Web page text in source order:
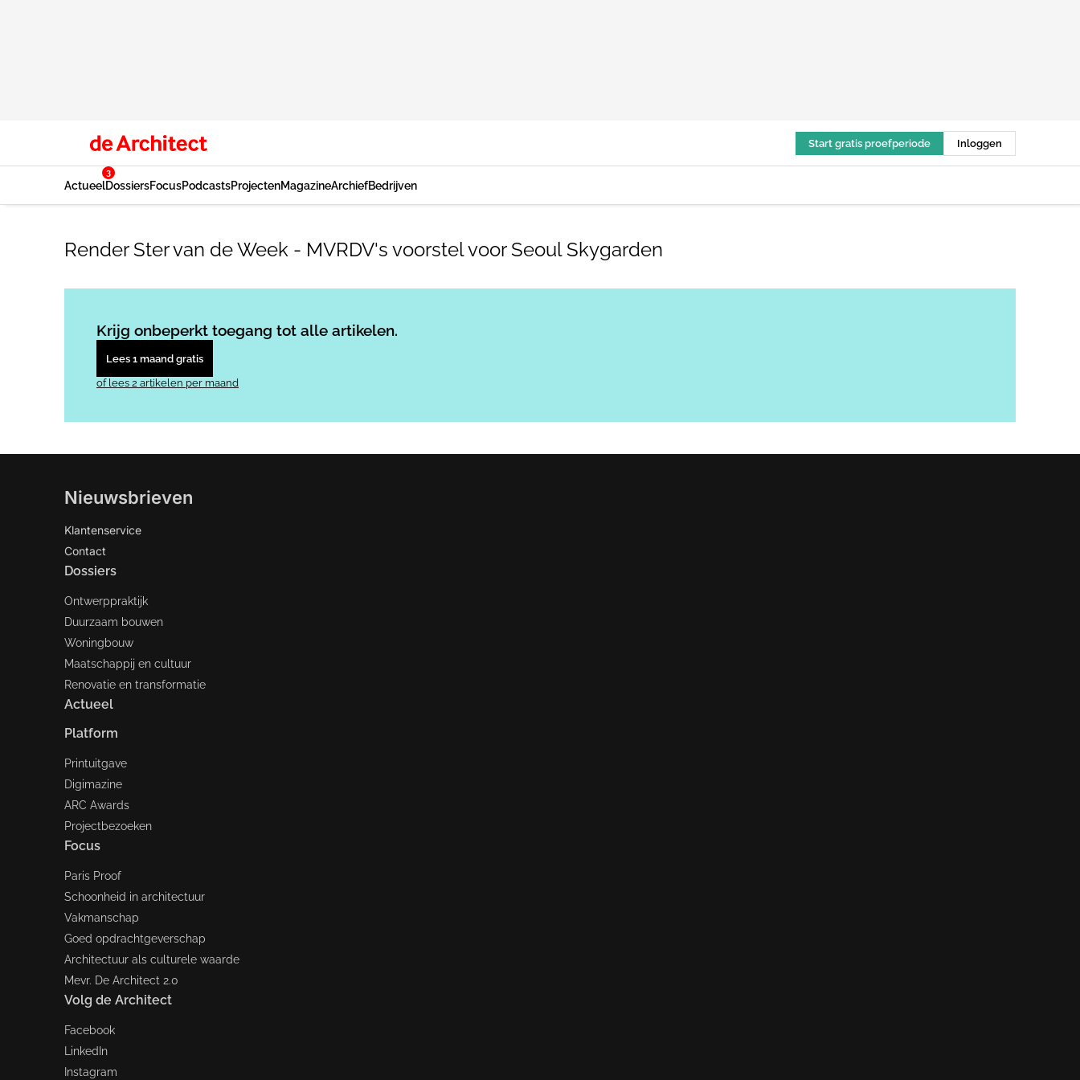
Start gratis proefperiode Inloggen
Actueel
3
DossiersFocusPodcastsProjectenMagazineArchiefBedrijven
Render Ster van de Week - MVRDV's voorstel voor Seoul Skygarden
Krijg onbeperkt toegang tot alle artikelen.
Lees 1 maand gratis
of lees 2 artikelen per maand
Nieuwsbrieven
Klantenservice
Contact
Dossiers
Ontwerppraktijk
Duurzaam bouwen
Woningbouw
Maatschappij en cultuur
Renovatie en transformatie
Actueel
Platform
Printuitgave
Digimazine
ARC Awards
Projectbezoeken
Focus
Paris Proof
Schoonheid in architectuur
Vakmanschap
Goed opdrachtgeverschap
Architectuur als culturele waarde
Mevr. De Architect 2.0
Volg de Architect
Facebook
LinkedIn
Instagram